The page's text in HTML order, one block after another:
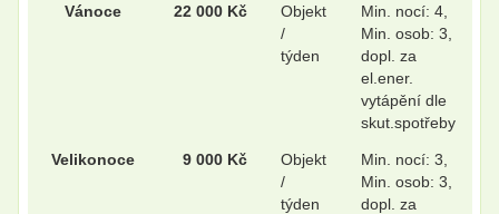
Vánoce 22 000 Kč
Objekt
/
týden
Min. nocí: 4,
Min. osob: 3,
dopl. za
el.ener.
vytápění dle
skut.spotřeby
Velikonoce 9 000 Kč
Objekt
/
týden
Min. nocí: 3,
Min. osob: 3,
dopl. za